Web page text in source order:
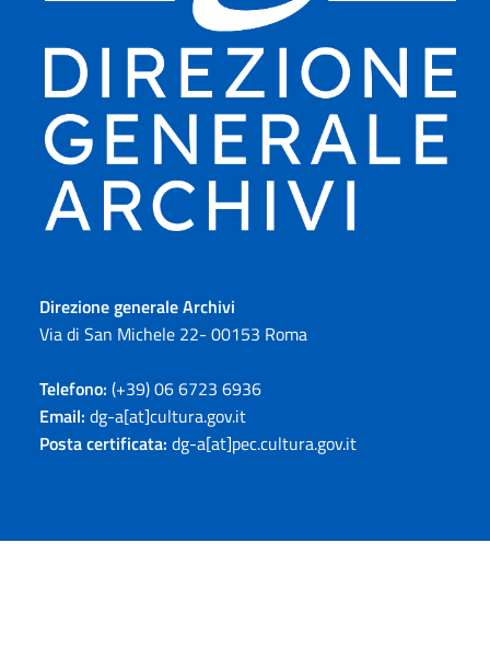
Direzione generale Archivi
Via di San Michele 22- 00153 Roma
Telefono: (+39) 06 6723 6936
Email: dg-a[at]cultura.gov.it
Posta certificata: dg-a[at]pec.cultura.gov.it